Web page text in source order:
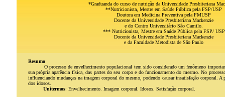
*Graduanda do curso de nutrição da Universidade Presbiteriana
**Nutricionista, Mestre em Saúde Pública pela FSP/USP
Doutora em Medicina Preventiva pela FMUSP
Docente da Universidade Presbiteriana Mackenzie
e do Centro Universitário São Camilo.
*** Nutricionista, Mestre em Saúde Pública pela FSP/ USP
Docente da Universidade Presbiteriana Mackenzie
e da Faculdade Metodista de São Paulo
Resumo
O processo de envelhecimento populacional tem sido considerado um fenômeno
sua própria aparência física, das partes do seu corpo e do funcionamento do mesmo. No
influenciando mudanças na imagem corporal do mesmo, podendo causar insatisfação corporal.
dos idosos.
Unitermos: Envelhecimento. Imagem corporal. Idosos. Satisfação corporal.